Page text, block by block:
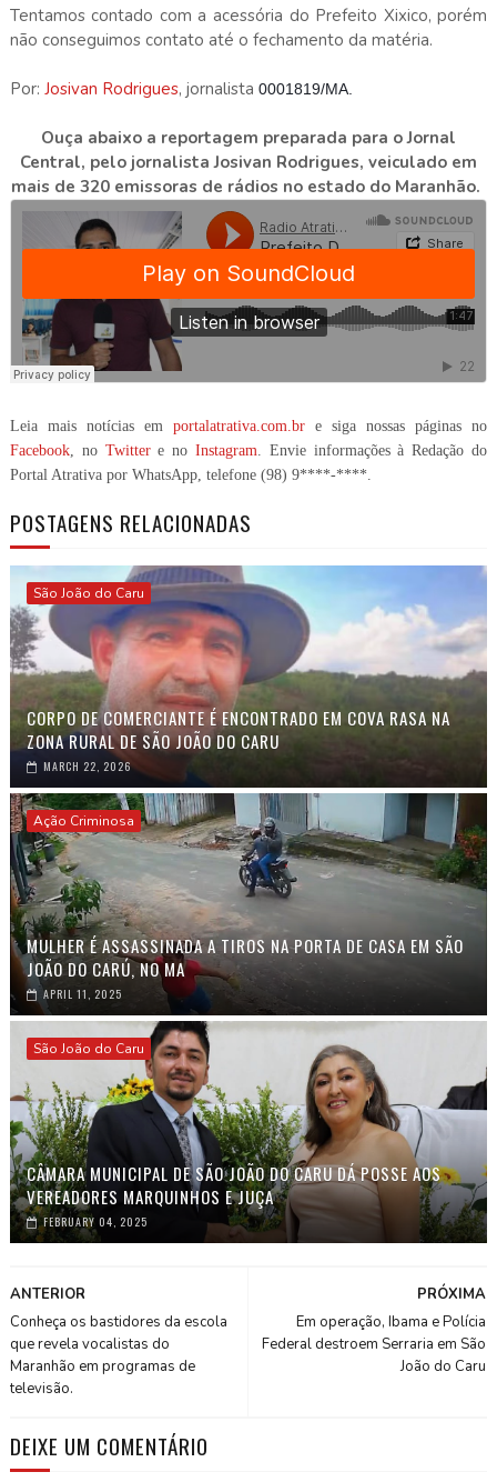
Tentamos contado com a acessória do Prefeito Xixico, porém
não conseguimos contato até o fechamento da matéria.
Por: Josivan Rodrigues, jornalista 0001819/MA.
Ouça abaixo a reportagem preparada para o Jornal
Central, pelo jornalista Josivan Rodrigues, veiculado em
mais de 320 emissoras de rádios no estado do Maranhão.
Leia mais notícias em portalatrativa.com.br e siga nossas páginas no
Facebook, no Twittere noInstagram . Envie informações à Redação do
Portal Atrativa por WhatsApp, telefone (98) 9****-****
POSTAGENS RELACIONADAS
São João do Caru
CORPO DE COMERCIANTE É ENCONTRADO EM COVA RASA NA
ZONA RURAL DE SÃO JOÃO DO CARU
MARCH 22, 2026
Ação Criminosa
MULHER É ASSASSINADA A TIROS NA PORTA DE CASA EM SÃO
JOÃO DO CARÚ, NO MA
APRIL 11, 2025
São João do Caru
CÂMARA MUNICIPAL DE SÃO JOÃO DO CARU DÁ POSSE AOS
VEREADORES MARQUINHOS E JUÇA
FEBRUARY 04, 2025
PRÓXIMA
Em operação, Ibama e Polícia
Federal destroem Serraria em São
João do Caru
ANTERIOR
Conheça os bastidores da escola
que revela vocalistas do
Maranhão em programas de
televisão.
DEIXE UM COMENTÁRIO